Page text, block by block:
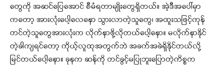
တွေကို အဆင်ပြေအောင် စီမံရတာမျိုးတွေရှိတယ်။ အဲ့ဒီအပေါ်မှာ
ကတော့ အားလုံးပေါ့လေနော သွားလာတဲ့သူတွေ၊ အထူးသဖြင့်ကုန်
တင်တဲ့သူတွေအားလုံးက လိုက်နာဖို့လိုတယ်ပေါ့နော။ မလိုက်နာနိုင်
တဲ့ခါကျရင်တော့ ကိုယ့်လူထုအတွက်ဘဲ အခက်အခဲရှိနိုင်တယ်လို့
မြင်တယ်ပေါ့နော။ ခုနက ဆန်ကို တင်ခွင့်မပြုဘူးပြောတဲ့ကိစ္စက